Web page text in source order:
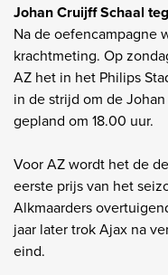
Johan Cruijff Schaal
Na de oefencampagne
krachtmeting. Op
AZ het in het Philips
in de strijd om de
gepland om 18.00 uur.
Voor AZ wordt het de
eerste prijs van het
Alkmaarders
jaar later trok Ajax na
eind.